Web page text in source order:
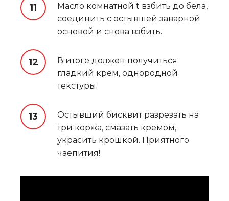
Масло комнатной t взбить до бела,
соединить с остывшей заварной
основой и снова взбить.
В итоге должен получиться
гладкий крем, однородной
текстуры.
Остывший бисквит разрезать на
три коржа, смазать кремом,
украсить крошкой. Приятного
чаепития!